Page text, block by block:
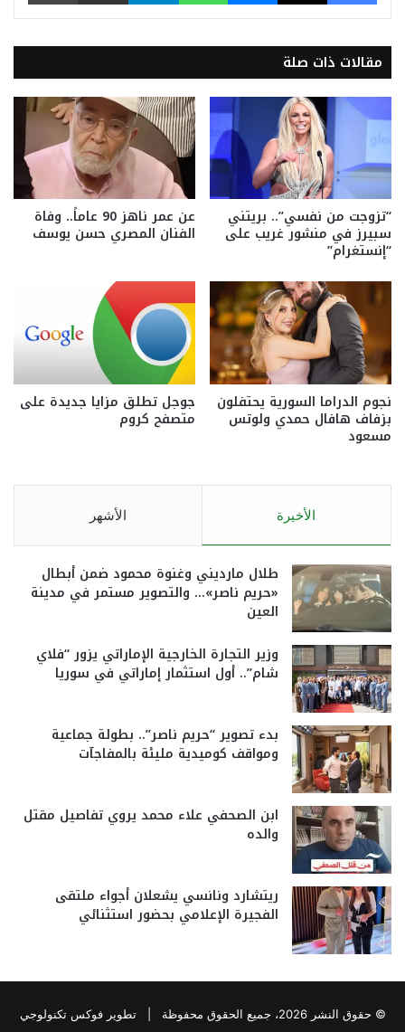
مقالات ذات صلة
“تزوجت من نفسي”.. بريتني
سبيرز في منشور غريب على
“إنستغرام”
عن عمر ناهز 90 عاماً.. وفاة
الفنان المصري حسن يوسف
نجوم الدراما السورية يحتفلون
بزفاف هافال حمدي ولوتس
مسعود
جوجل تطلق مزايا جديدة على
متصفح كروم
الأخيرة الأشهر
طلال مارديني وغنوة محمود ضمن أبطال
«حريم ناصر»… والتصوير مستمر في مدينة
العين
وزير التجارة الخارجية الإماراتي يزور “فلاي
شام”.. أول استثمار إماراتي في سوريا
بدء تصوير “حريم ناصر”.. بطولة جماعية
ومواقف كوميدية مليئة بالمفاجآت
ابن الصحفي علاء محمد يروي تفاصيل مقتل
والده
ريتشارد ونانسي يشعلان أجواء ملتقى
الفجيرة الإعلامي بحضور استثنائي
© حقوق النشر 2026، جميع الحقوق محفوظة | تطوير فوكس تكنولوجي